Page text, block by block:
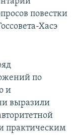
повестки
Хасэ
по
и
выразили
практическим